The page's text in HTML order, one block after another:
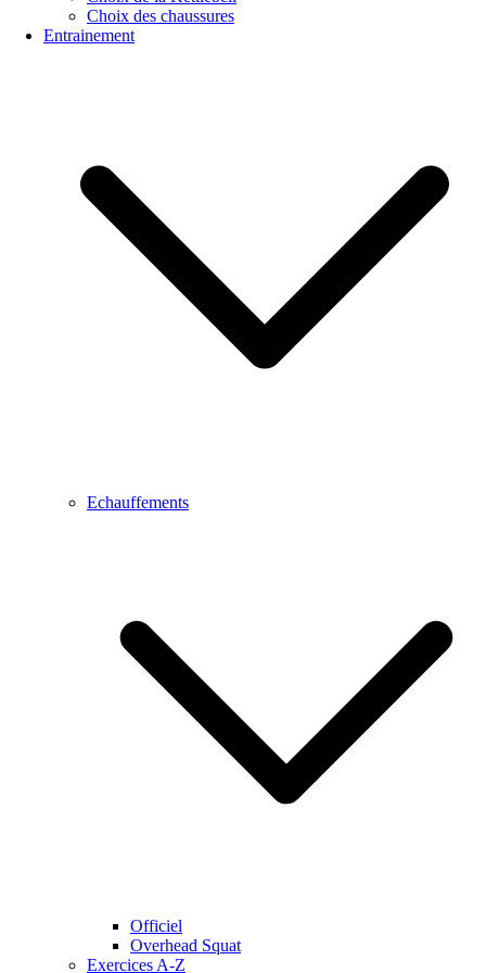
Choix des chaussures
Entrainement
Echauffements
Officiel
Overhead Squat
Exercices A-Z